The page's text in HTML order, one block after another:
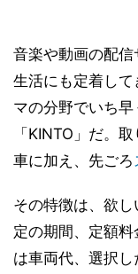
音楽や動画の配
生活にも定着し
マの分野でいち
「KINTO」だ。
車に加え、先ごろ
その特徴は、欲
定の期間、定額
は車両代、選択し